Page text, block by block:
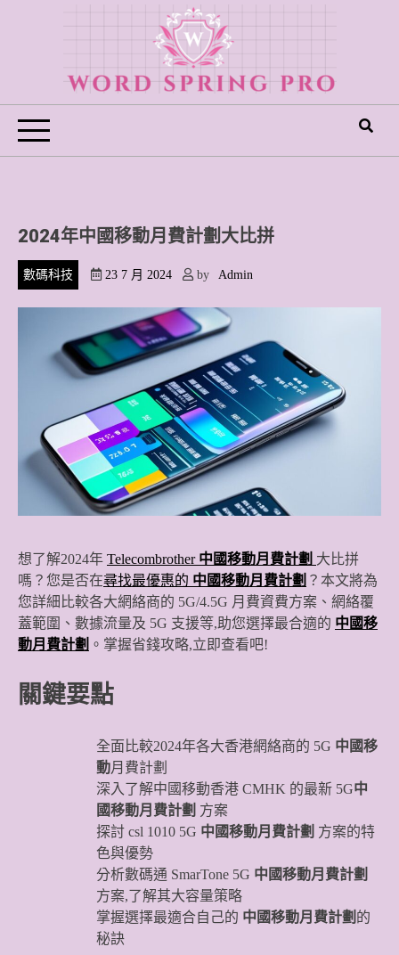
Word Spring Pro
2024年中國移動月費計劃大比拼
數碼科技 23 7 月 2024 by Admin
想了解2024年 Telecombrother 中國移動月費計劃 大比拼
嗎？您是否在尋找最優惠的 中國移動月費計劃 ？本文將為
您詳細比較各大網絡商的 5G/4.5G 月費資費方案、網絡覆
蓋範圍、數據流量及 5G 支援等,助您選擇最合適的 中國移
動月費計劃 。掌握省錢攻略,立即查看吧!
關鍵要點
全面比較2024年各大香港網絡商的 5G 中國移
動月費計劃
深入了解中國移動香港 CMHK 的最新 5G中
國移動月費計劃 方案
探討 csl 1010 5G 中國移動月費計劃 方案的特
色與優勢
分析數碼通 SmarTone 5G 中國移動月費計劃
方案,了解其大容量策略
掌握選擇最適合自己的 中國移動月費計劃 的
秘訣